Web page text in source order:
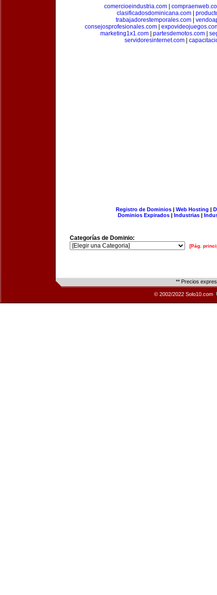
comercioeindustria.com|
clasificadosdominicana.com
trabajadorestemporales.com
consejosprofesionales.com|
marketing1x1.com| partesdemotos.com|
servidoresinternet.com
Registro de Dominios| Web Hosting |
Dominios Expirados | Industrias |
Categorías de Dominio:
[Pág.
** Precios
© 2002/2022 Solo10.com